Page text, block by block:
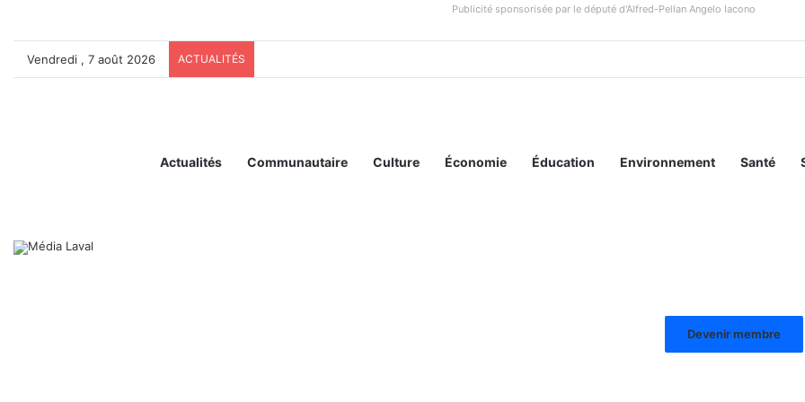
Publicité sponsorisée par le député d'Alfred-Pellan Angelo Iacono
Vendredi , 7 août 2026 ACTUALITÉS
Actualités Communautaire Culture Économie Éducation Environnement Santé
Devenir membre